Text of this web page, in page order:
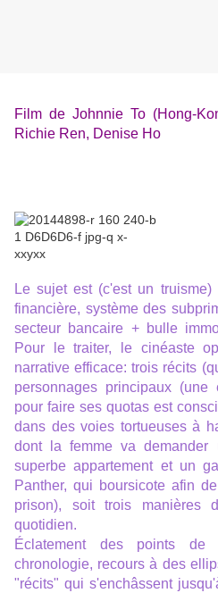
Film de Johnnie To (Hong-
Richie Ren, Denise Ho
Le sujet est (c'est un truisme)
financière, système des
secteur bancaire + bulle
Pour le traiter, le cinéaste
narrative efficace: trois récits
personnages principaux (une
pour faire ses quotas est
dans des voies tortueuses à
dont la femme va
superbe appartement et un
Panther, qui boursicote afin
prison), soit trois manières
quotidien.
Éclatement des points
chronologie, recours à des
"récits" qui s'enchâssent